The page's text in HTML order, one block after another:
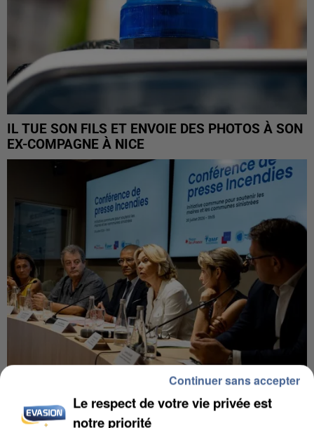
IL TUE SON FILS ET ENVOIE DES PHOTOS À SON
EX-COMPAGNE À NICE
INCENDIES : L’ÎLE-DE-FRANCE LANCE UN ÉLAN
DE SOLIDARITÉ AVEC LES...
Le respect de votre vie privée est
notre priorité
Continuer sans accepter